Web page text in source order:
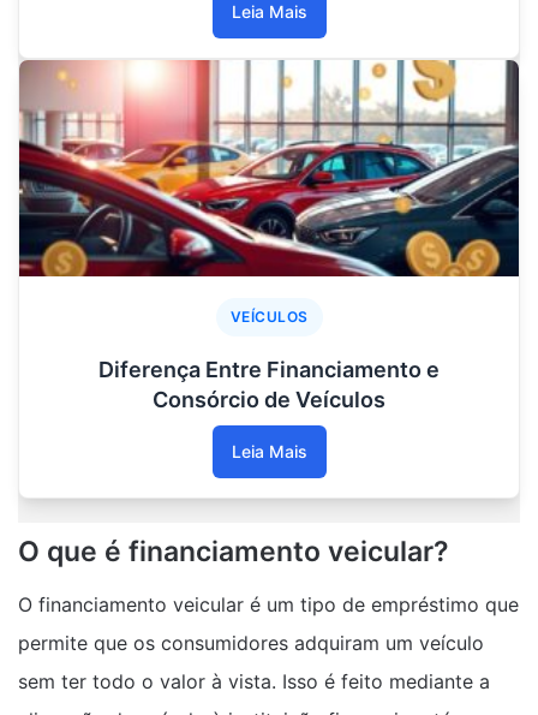
Leia Mais
VEÍCULOS
Diferença Entre Financiamento e
Consórcio de Veículos
Leia Mais
O que é financiamento veicular?
O financiamento veicular é um tipo de empréstimo que
permite que os consumidores adquiram um veículo
sem ter todo o valor à vista. Isso é feito mediante a